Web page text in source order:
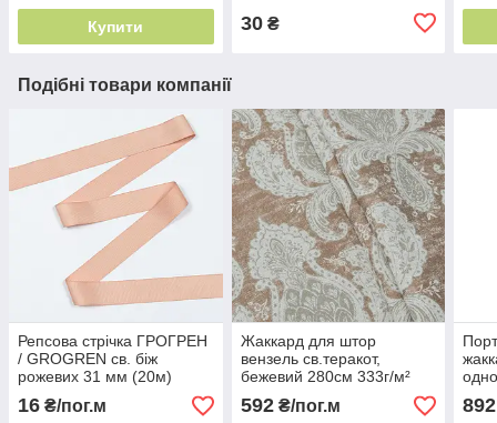
Купити 30₴
Подібні товари компанії
Репсова стрічка ГРОГРЕН
/ GROGREN св. біж
рожевих 31 мм (20м)
16 ₴/пог.м
Жаккард для штор
вензель св.теракот,
бежевий 280см 333г/м²
Іспанія вензель на штори
592₴/пог.м 892